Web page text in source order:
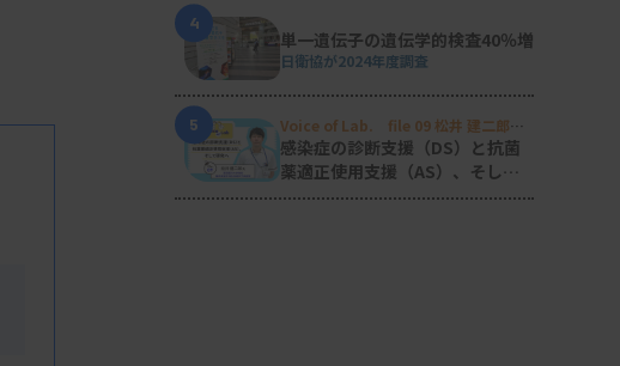
4
単一遺伝子の遺伝学的検査40％増
日衛協が2024年度調査
5
Voice of Lab. file 09 松井 建二郎
（藤田医科大学病院臨床検査部微生物
遺伝子検査室）
感染症の診断支援（DS）と抗菌
薬適正使用支援（AS）、そして
研究へ